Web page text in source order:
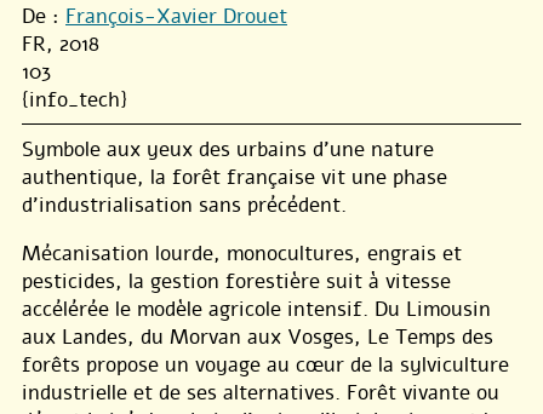
De : François-Xavier Drouet
FR, 2018
103
{info_tech}
Symbole aux yeux des urbains d’une nature
authentique, la forêt française vit une phase
d’industrialisation sans précédent.
Mécanisation lourde, monocultures, engrais et
pesticides, la gestion forestière suit à vitesse
accélérée le modèle agricole intensif. Du Limousin
aux Landes, du Morvan aux Vosges, ​Le Temps des
forêts propose un voyage au cœur de la sylviculture
industrielle et de ses alternatives. Forêt vivante ou